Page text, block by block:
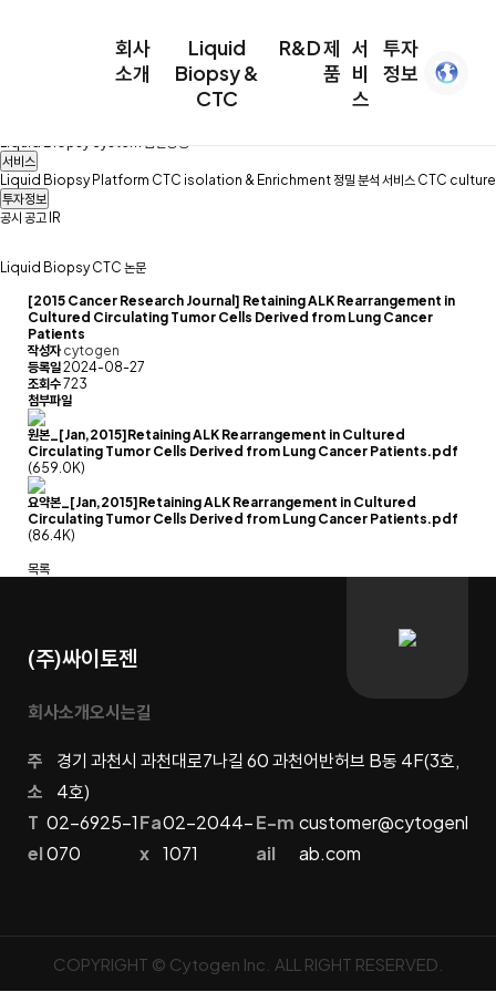
회사
소개
Liquid
Biopsy &
CTC
R&D제
품
서
비
스
투자
정보
Liquid Biopsy&CTC
CTC논문
Liquid Biopsy System 품질경영
서비스
Liquid Biopsy Platform CTC isolation & Enrichment 정밀 분석 서비스 CTC culture
투자정보
공시 공고 IR
Liquid Biopsy CTC 논문
[2015 Cancer Research Journal] Retaining ALK Rearrangement in
Cultured Circulating Tumor Cells Derived from Lung Cancer
Patients
작성자 cytogen
등록일2024-08-27
조회수723
첨부파일
원본_[Jan,2015]Retaining ALK Rearrangement in Cultured
Circulating Tumor Cells Derived from Lung Cancer Patients.pdf
(659.0K)
요약본_[Jan,2015]Retaining ALK Rearrangement in Cultured
Circulating Tumor Cells Derived from Lung Cancer Patients.pdf
(86.4K)
목록
(주)싸이토젠
회사소개오시는길
주
소
경기 과천시 과천대로7나길 60 과천어반허브 B동 4F(3호,
4호)
T
el
02-6925-1
070
Fa
x
02-2044-
1071
E-m
ail
customer@cytogenl
ab.com
COPYRIGHT © Cytogen Inc. ALL RIGHT RESERVED.